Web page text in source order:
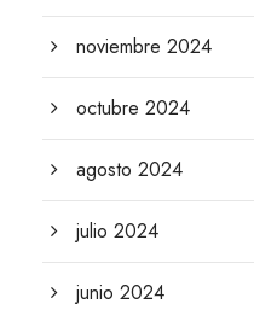
noviembre 2024
octubre 2024
agosto 2024
julio 2024
junio 2024